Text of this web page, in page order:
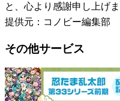
と、心より感謝申し上げま
提供元：コノビー編集部
その他サービス